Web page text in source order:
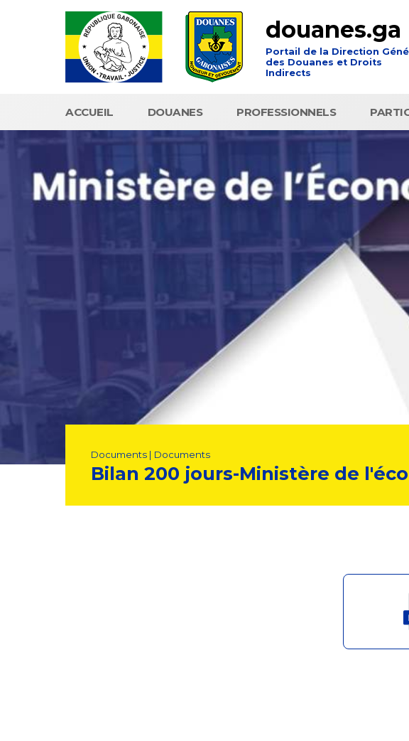
douanes.ga
Portail de la Direction
des Douanes et Droits
Indirects
ACCUEIL DOUANES PROFESSIONNELS
Documents | Documents
Bilan 200 jours-Ministère de